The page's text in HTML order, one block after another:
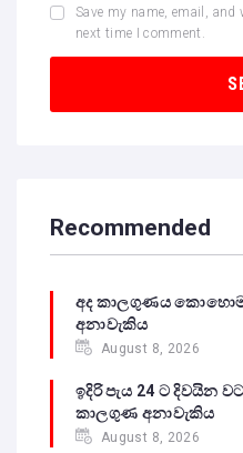
Save my name, email,
next time I comment.
Recommended
අද කාලගුණය
අනාවැකිය
August 8, 2026
ඉදිරි පැය 24 ට දිවයින
කාලගුණ අනාවැකිය
August 8, 2026